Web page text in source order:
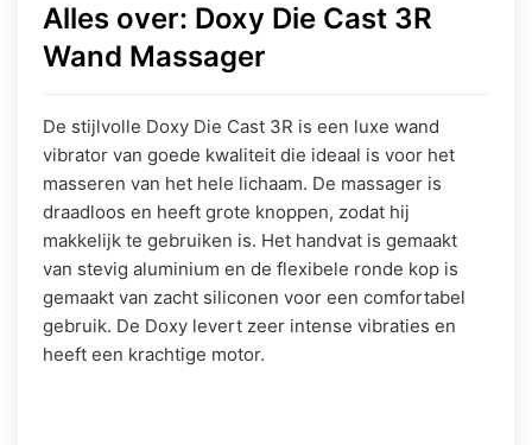
Alles over: Doxy Die Cast 3R
Wand Massager
De stijlvolle Doxy Die Cast 3R is een luxe wand
vibrator van goede kwaliteit die ideaal is voor het
masseren van het hele lichaam. De massager is
draadloos en heeft grote knoppen, zodat hij
makkelijk te gebruiken is. Het handvat is gemaakt
van stevig aluminium en de flexibele ronde kop is
gemaakt van zacht siliconen voor een comfortabel
gebruik. De Doxy levert zeer intense vibraties en
heeft een krachtige motor.